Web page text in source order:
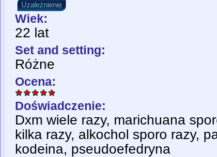
Uzależnienie
Wiek:
22 lat
Set and setting:
Różne
Ocena:
Doświadczenie:
Dxm wiele razy, marichuana
kilka razy, alkochol sporo razy,
kodeina, pseudoefedryna